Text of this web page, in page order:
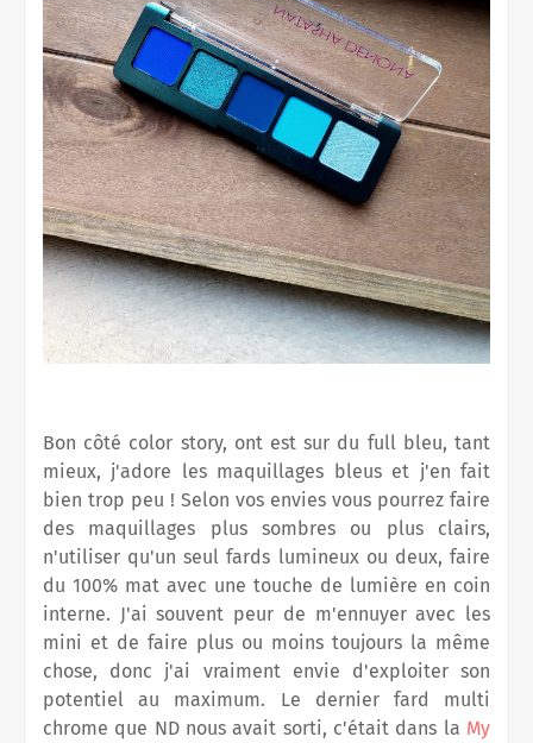
Bon côté color story, ont est sur du full bleu, tant
mieux, j'adore les maquillages bleus et j'en fait
bien trop peu ! Selon vos envies vous pourrez faire
des maquillages plus sombres ou plus clairs,
n'utiliser qu'un seul fards lumineux ou deux, faire
du 100% mat avec une touche de lumière en coin
interne. J'ai souvent peur de m'ennuyer avec les
mini et de faire plus ou moins toujours la même
chose, donc j'ai vraiment envie d'exploiter son
potentiel au maximum. Le dernier fard multi
chrome que ND nous avait sorti, c'était dans la My